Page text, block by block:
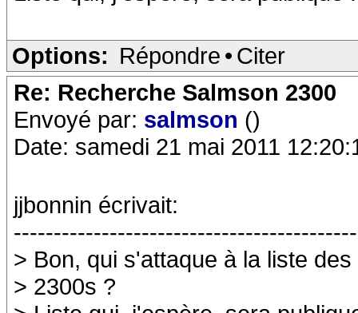
Options: Répondre • Citer
Re: Recherche Salmson 2300
Envoyé par: salmson ()
Date: samedi 21 mai 2011
jjbonnin écrivait:
> Bon, qui s'attaque à la liste
> 2300s ?